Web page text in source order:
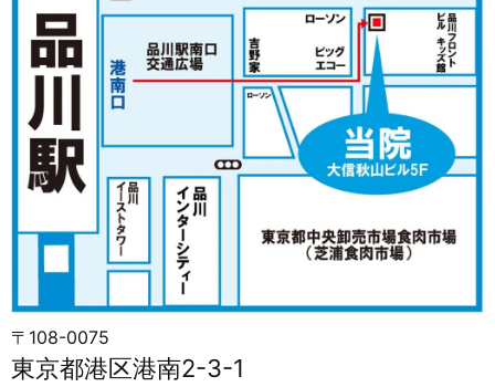
〒108-0075
東京都港区港南2-3-1